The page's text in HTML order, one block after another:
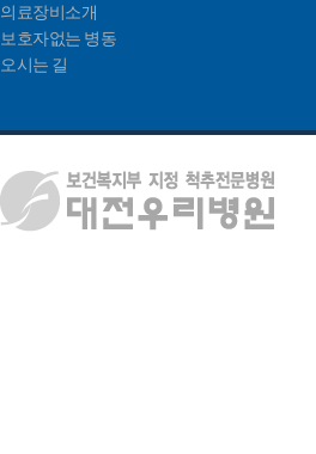
의료장비소개
보호자없는 병동
오시는 길